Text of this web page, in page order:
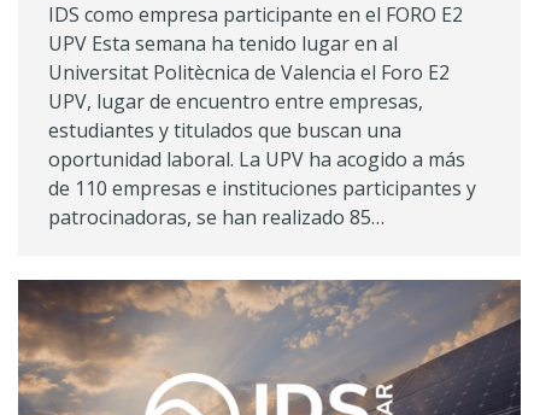
IDS como empresa participante en el FORO E2
UPV Esta semana ha tenido lugar en al
Universitat Politècnica de Valencia el Foro E2
UPV, lugar de encuentro entre empresas,
estudiantes y titulados que buscan una
oportunidad laboral. La UPV ha acogido a más
de 110 empresas e instituciones participantes y
patrocinadoras, se han realizado 85…